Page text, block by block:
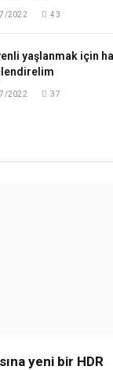
2022 43
yaşlanmak için
2022 37
yeni bir HDR